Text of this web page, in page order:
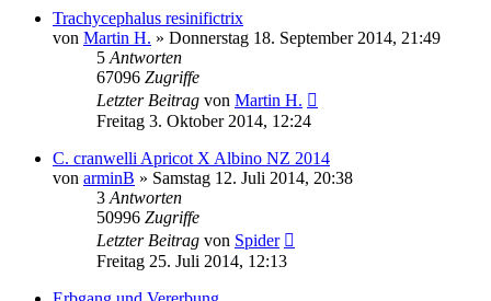
Trachycephalus resinifictrix
von Martin H. » Donnerstag 18. September 2014, 21:49
5 Antworten
67096 Zugriffe
Letzter Beitrag von Martin H.
Freitag 3. Oktober 2014, 12:24
C. cranwelli Apricot X Albino NZ 2014
von arminB » Samstag 12. Juli 2014, 20:38
3 Antworten
50996 Zugriffe
Letzter Beitrag von Spider
Freitag 25. Juli 2014, 12:13